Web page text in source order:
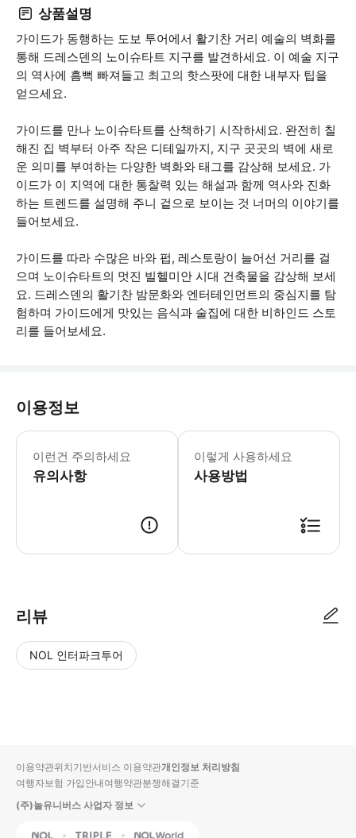
상품설명
가이드가 동행하는 도보 투어에서 활기찬 거리 예술의 벽화를
통해 드레스덴의 노이슈타트 지구를 발견하세요. 이 예술 지구
의 역사에 흠뻑 빠져들고 최고의 핫스팟에 대한 내부자 팁을
얻으세요.
가이드를 만나 노이슈타트를 산책하기 시작하세요. 완전히 칠
해진 집 벽부터 아주 작은 디테일까지, 지구 곳곳의 벽에 새로
운 의미를 부여하는 다양한 벽화와 태그를 감상해 보세요. 가
이드가 이 지역에 대한 통찰력 있는 해설과 함께 역사와 진화
하는 트렌드를 설명해 주니 겉으로 보이는 것 너머의 이야기를
들어보세요.
가이드를 따라 수많은 바와 펍, 레스토랑이 늘어선 거리를 걸
으며 노이슈타트의 멋진 빌헬미안 시대 건축물을 감상해 보세
요. 드레스덴의 활기찬 밤문화와 엔터테인먼트의 중심지를 탐
험하며 가이드에게 맛있는 음식과 술집에 대한 비하인드 스토
리를 들어보세요.
이용정보
이런건 주의하세요
유의사항
* 소요시간 : 90분 (옵션에 따라 소요
이렇게 사용하세요
사용방법
리뷰
NOL 인터파크투어
입니
다.
순
상
이용약관위치기반서비스 이용약관개인정보 처리방침
여행자보험 가입안내여행약관분쟁해결기준
(주)놀유니버스 사업자 정보